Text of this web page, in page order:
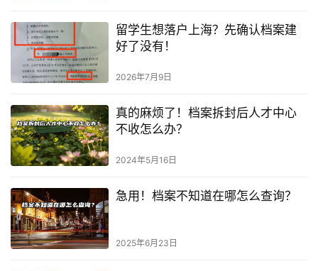
留学生想落户上海？先确认档案建
好了没有！
2026年7月9日
真的麻烦了！档案拆封后人才中心
不收怎么办？
2024年5月16日
急用！档案不知道在哪怎么查询？
2025年6月23日